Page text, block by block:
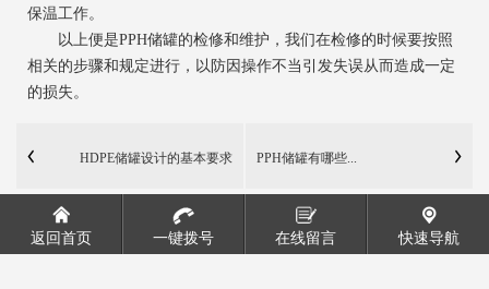
保温工作。
以上便是PPH储罐的检修和维护，我们在检修的时候要按照
相关的步骤和规定进行，以防因操作不当引发失误从而造成一定
的损失。
HDPE储罐设计的基本要求 PPH储罐有哪些...
返回首页 一键拨号 在线留言 快速导航